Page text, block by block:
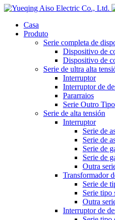
Casa
Produto
Serie completa de
Dispositivo de
Dispositivo de
Serie de ultra alta
Interruptor
Interruptor de
Pararraios
Serie Outro Tipo
Serie de alta tensión
Interruptor
Serie de
Serie de
Serie de
Serie de
Outra
Transformador
Serie de
Serie tipo
Outra
Interruptor de